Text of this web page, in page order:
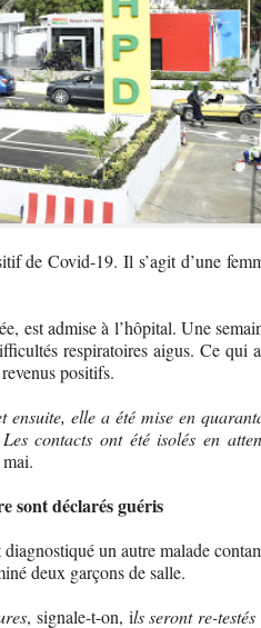
de Covid-19. Il s’agit d’une
est admise à l’hôpital. Une
respiratoires aigus. Ce qui
positifs.
elle a été mise en
contacts ont été isolés en
sont déclarés guéris
un autre malade
deux garçons de salle.
, signale-t-on, ils seront re-